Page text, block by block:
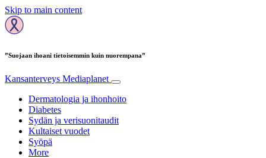
Skip to main content
”Suojaan ihoani tietoisemmin kuin nuorempana”
Kansanterveys Mediaplanet
Dermatologia ja ihonhoito
Diabetes
Sydän ja verisuonitaudit
Kultaiset vuodet
Syöpä
More